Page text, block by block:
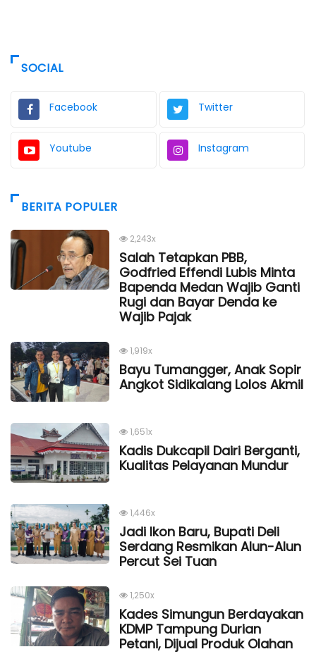
SOCIAL
Facebook Twitter
Youtube Instagram
BERITA POPULER
2,243x
Salah Tetapkan PBB,
Godfried Effendi Lubis Minta
Bapenda Medan Wajib Ganti
Rugi dan Bayar Denda ke
Wajib Pajak
1,919x
Bayu Tumangger, Anak Sopir
Angkot Sidikalang Lolos Akmil
1,651x
Kadis Dukcapil Dairi Berganti,
Kualitas Pelayanan Mundur
1,446x
Jadi Ikon Baru, Bupati Deli
Serdang Resmikan Alun-Alun
Percut Sei Tuan
1,250x
Kades Simungun Berdayakan
KDMP Tampung Durian
Petani, Dijual Produk Olahan